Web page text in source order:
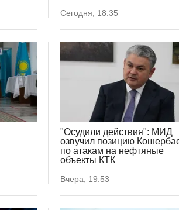
Сегодня, 18:35
"Осудили действия": МИД
озвучил позицию
по атакам на нефтяные
объекты КТК
Вчера, 19:53